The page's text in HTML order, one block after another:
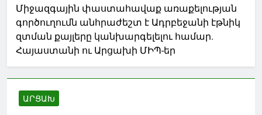
Միջազգային փաստահավաք առաքելության
գործուղումն անհրաժեշտ է Ադրբեջանի էթնիկ
զտման քայլերը կանխարգելելու համար.
Հայաստանի ու Արցախի ՄԻՊ-եր
ԱՐՑԱԽ